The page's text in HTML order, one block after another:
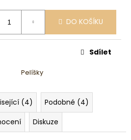
DO KOŠÍKU
Pelíšky
Sdílet
(4)
Podobné (4)
Diskuze